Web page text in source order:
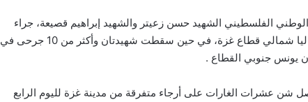
الفلسطيني الشهيد حسن زعيتر والشهيد إبراهيم قصيعة، جراء
قصف طائرات الاحتلال الإسرائيلي لمخيم جباليا شمالي قطاع غزة، في حين سقطت شهيدتان وأكثر من 10 جرحى في
جنوبي القطاع .
شن عشرات الغارات على أرجاء متفرقة من مدينة غزة لليوم الرابع